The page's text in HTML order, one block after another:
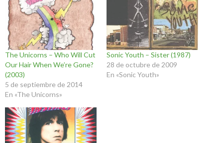
The Unicorns – Who Will Cut
Our Hair When We’re Gone?
(2003)
5 de septiembre de 2014
En «The Unicorns»
Sonic Youth – Sister (1987)
28 de octubre de 2009
En «Sonic Youth»